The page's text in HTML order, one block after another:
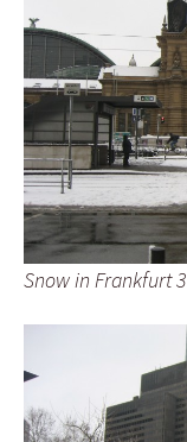
Snow in Frankfurt 3